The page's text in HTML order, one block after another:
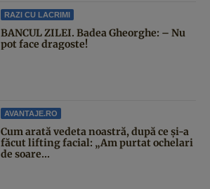
RAZI CU LACRIMI
BANCUL ZILEI. Badea Gheorghe: – Nu
pot face dragoste!
AVANTAJE.RO
Cum arată vedeta noastră, după ce și-a
făcut lifting facial: „Am purtat ochelari
de soare...